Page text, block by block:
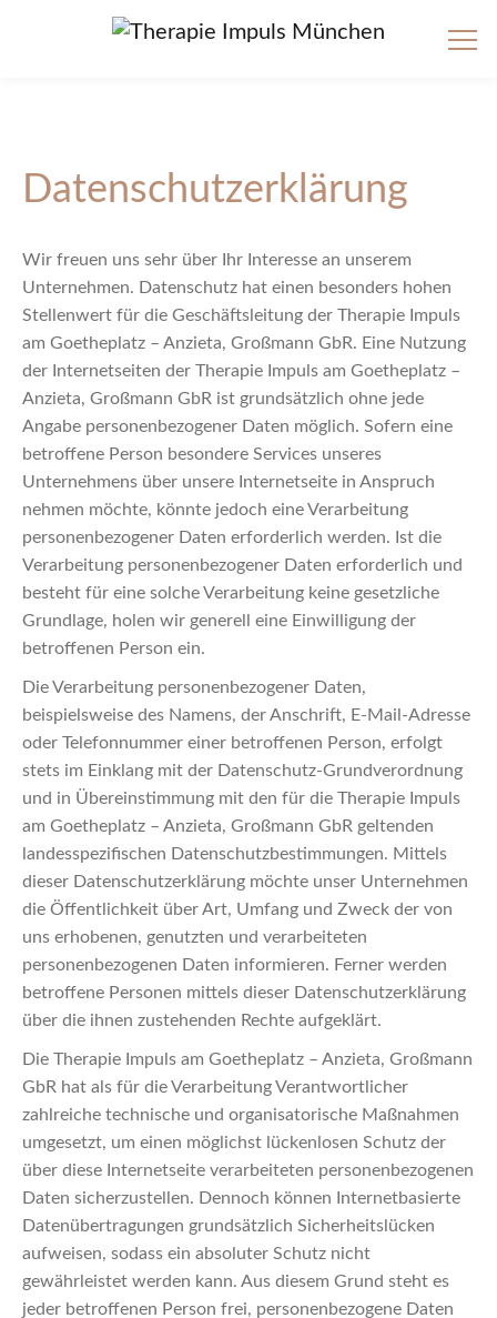
Datenschutzerklärung
Wir freuen uns sehr über Ihr Interesse an unserem
Unternehmen. Datenschutz hat einen besonders hohen
Stellenwert für die Geschäftsleitung der Therapie Impuls
am Goetheplatz – Anzieta, Großmann GbR. Eine Nutzung
der Internetseiten der Therapie Impuls am Goetheplatz –
Anzieta, Großmann GbR ist grundsätzlich ohne jede
Angabe personenbezogener Daten möglich. Sofern eine
betroffene Person besondere Services unseres
Unternehmens über unsere Internetseite in Anspruch
nehmen möchte, könnte jedoch eine Verarbeitung
personenbezogener Daten erforderlich werden. Ist die
Verarbeitung personenbezogener Daten erforderlich und
besteht für eine solche Verarbeitung keine gesetzliche
Grundlage, holen wir generell eine Einwilligung der
betroffenen Person ein.
Die Verarbeitung personenbezogener Daten,
beispielsweise des Namens, der Anschrift, E-Mail-Adresse
oder Telefonnummer einer betroffenen Person, erfolgt
stets im Einklang mit der Datenschutz-Grundverordnung
und in Übereinstimmung mit den für die Therapie Impuls
am Goetheplatz – Anzieta, Großmann GbR geltenden
landesspezifischen Datenschutzbestimmungen. Mittels
dieser Datenschutzerklärung möchte unser Unternehmen
die Öffentlichkeit über Art, Umfang und Zweck der von
uns erhobenen, genutzten und verarbeiteten
personenbezogenen Daten informieren. Ferner werden
betroffene Personen mittels dieser Datenschutzerklärung
über die ihnen zustehenden Rechte aufgeklärt.
Die Therapie Impuls am Goetheplatz – Anzieta, Großmann
GbR hat als für die Verarbeitung Verantwortlicher
zahlreiche technische und organisatorische Maßnahmen
umgesetzt, um einen möglichst lückenlosen Schutz der
über diese Internetseite verarbeiteten personenbezogenen
Daten sicherzustellen. Dennoch können Internetbasierte
Datenübertragungen grundsätzlich Sicherheitslücken
aufweisen, sodass ein absoluter Schutz nicht
gewährleistet werden kann. Aus diesem Grund steht es
jeder betroffenen Person frei, personenbezogene Daten